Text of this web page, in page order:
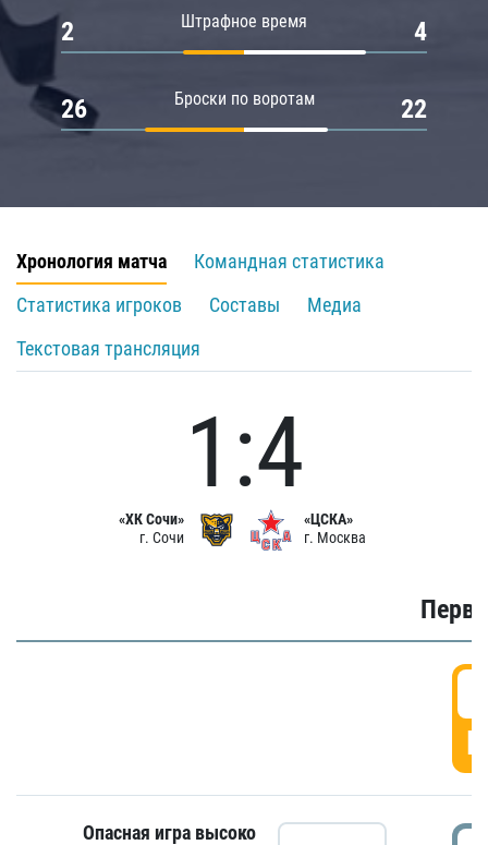
Штрафное время
2 4
Броски по воротам
26 22
Хронология матча
Командная статистика
Статистика игроков
Составы
Медиа
Текстовая трансляция
«ХК Сочи»
г. Сочи
1:4
«ЦСКА»
г. Москва
Опасная игра высоко